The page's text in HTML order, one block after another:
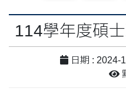
114學年度碩
日期 : 2024-